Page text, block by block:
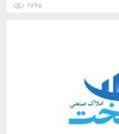
۲۶۴۵